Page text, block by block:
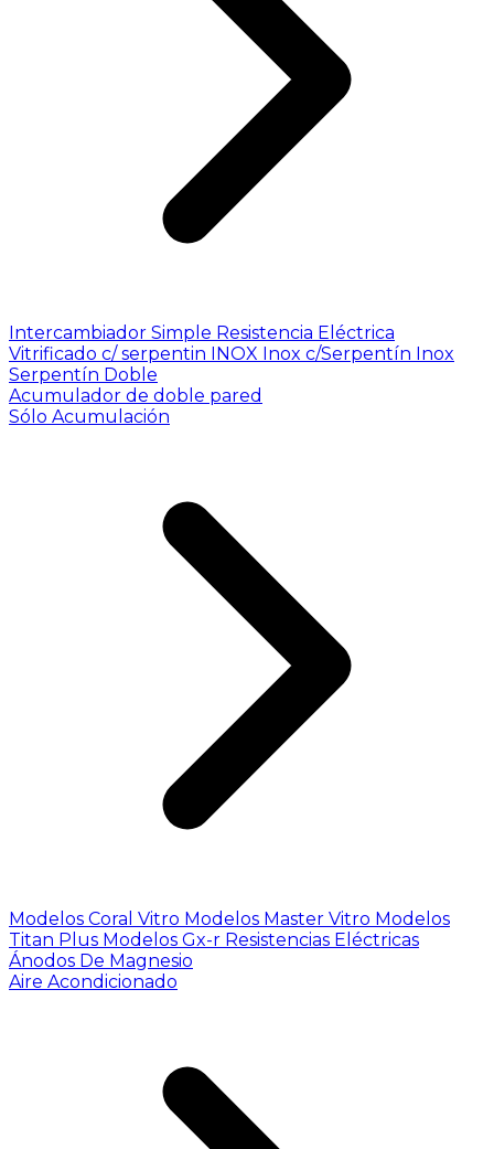
Intercambiador Simple Resistencia Eléctrica
Vitrificado c/ serpentin INOX Inox c/Serpentín Inox
Serpentín Doble
Acumulador de doble pared
Sólo Acumulación
Modelos Coral Vitro Modelos Master Vitro Modelos
Titan Plus Modelos Gx-r Resistencias Eléctricas
Ánodos De Magnesio
Aire Acondicionado